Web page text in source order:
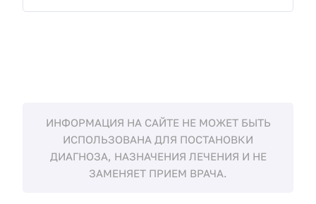
ИНФОРМАЦИЯ НА САЙТЕ НЕ МОЖЕТ БЫТЬ
ИСПОЛЬЗОВАНА ДЛЯ ПОСТАНОВКИ
ДИАГНОЗА, НАЗНАЧЕНИЯ ЛЕЧЕНИЯ И НЕ
ЗАМЕНЯЕТ ПРИЕМ ВРАЧА.